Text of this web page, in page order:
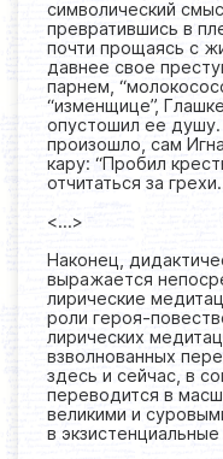
символический
превратившись в
почти прощаясь с
давнее свое
парнем,
“изменщице”,
опустошил ее
произошло, сам
кару: “Пробил
отчитаться за
<...>
Наконец,
выражается
лирические
роли героя-
лирических
взволнованных
здесь и сейчас, в
переводится в
великими и
в